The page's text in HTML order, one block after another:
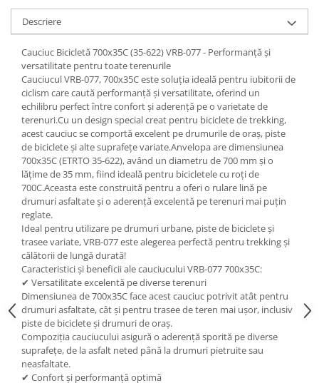
Descriere
Cauciuc Bicicletă 700x35C (35-622) VRB-077 - Performanță și
versatilitate pentru toate terenurile
Cauciucul VRB-077, 700x35C este soluția ideală pentru iubitorii de
ciclism care caută performanță și versatilitate, oferind un
echilibru perfect între confort și aderență pe o varietate de
terenuri.Cu un design special creat pentru biciclete de trekking,
acest cauciuc se comportă excelent pe drumurile de oraș, piste
de biciclete și alte suprafețe variate.Anvelopa are dimensiunea
700x35C (ETRTO 35-622), având un diametru de 700 mm și o
lățime de 35 mm, fiind ideală pentru bicicletele cu roți de
700C.Aceasta este construită pentru a oferi o rulare lină pe
drumuri asfaltate și o aderență excelentă pe terenuri mai puțin
reglate.
Ideal pentru utilizare pe drumuri urbane, piste de biciclete și
trasee variate, VRB-077 este alegerea perfectă pentru trekking și
călătorii de lungă durată!
Caracteristici și beneficii ale cauciucului VRB-077 700x35C:
✔ Versatilitate excelentă pe diverse terenuri
Dimensiunea de 700x35C face acest cauciuc potrivit atât pentru
drumuri asfaltate, cât și pentru trasee de teren mai ușor, inclusiv
piste de biciclete și drumuri de oraș.
Compoziția cauciucului asigură o aderență sporită pe diverse
suprafețe, de la asfalt neted până la drumuri pietruite sau
neasfaltate.
✔ Confort și performanță optimă